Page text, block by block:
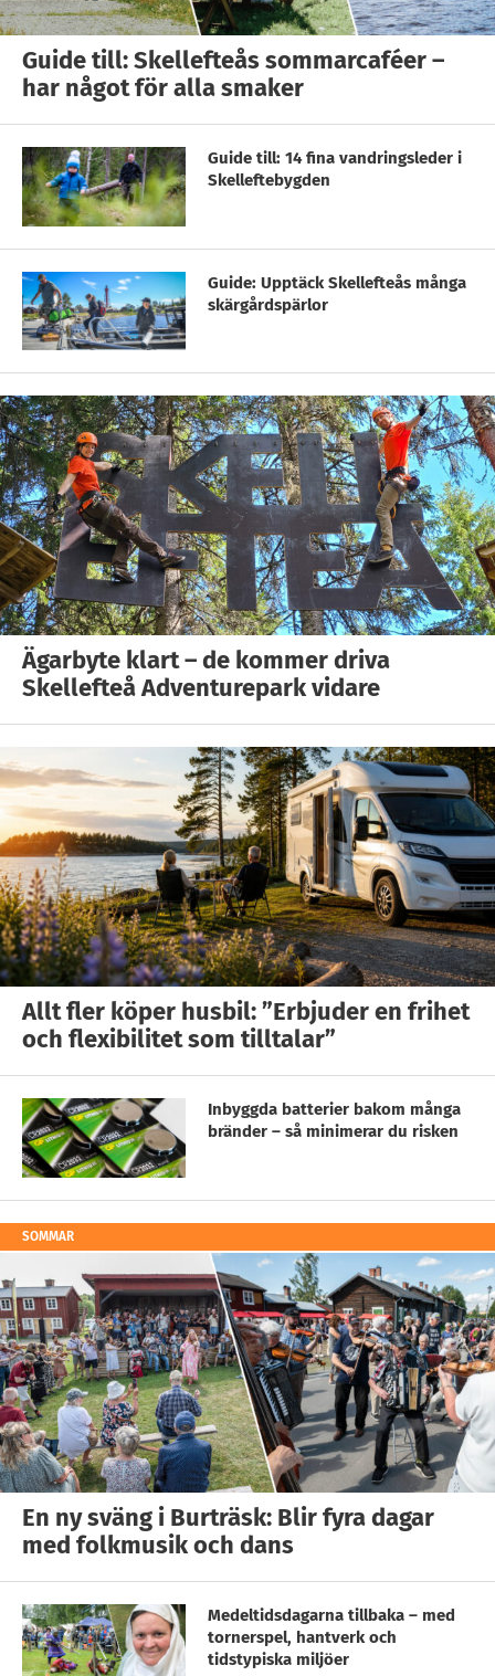
Guide till: Skellefteås sommarcaféer –
har något för alla smaker
Guide till: 14 fina vandringsleder i
Skelleftebygden
Guide: Upptäck Skellefteås många
skärgårdspärlor
Ägarbyte klart – de kommer driva
Skellefteå Adventurepark vidare
Allt fler köper husbil: ”Erbjuder en frihet
och flexibilitet som tilltalar”
Inbyggda batterier bakom många
bränder – så minimerar du risken
SOMMAR
En ny sväng i Burträsk: Blir fyra dagar
med folkmusik och dans
Medeltidsdagarna tillbaka – med
tornerspel, hantverk och
tidstypiska miljöer